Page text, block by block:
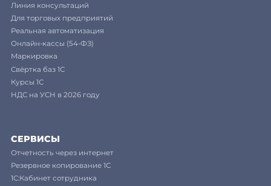
Линия консультаций
Для торговых предприятий
Реальная автоматизация
Онлайн-кассы (54-ФЗ)
Маркировка
Свёртка баз 1С
Курсы 1С
НДС на УСН в 2026 году
СЕРВИСЫ
Отчетность через интернет
Резервное копирование 1С
1С:Кабинет сотрудника